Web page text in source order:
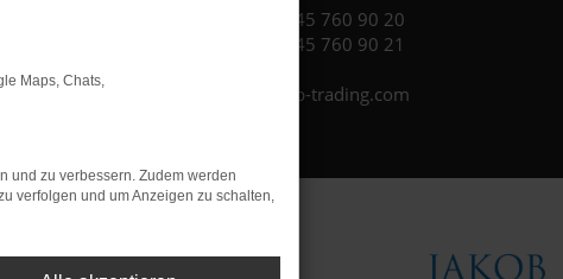
Tel.: +49 3745 760 90 20
Fax: +49 3745 760 90 21
Mail: fj@jakob-trading.com
Maps, Chats,
und zu verbessern. Zudem werden
verfolgen und um Anzeigen zu schalten,